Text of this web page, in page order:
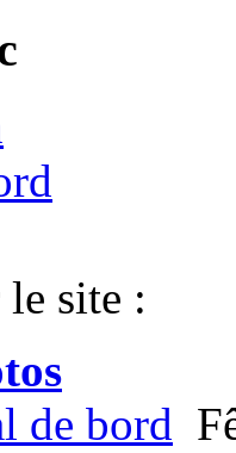
le site :
de bord